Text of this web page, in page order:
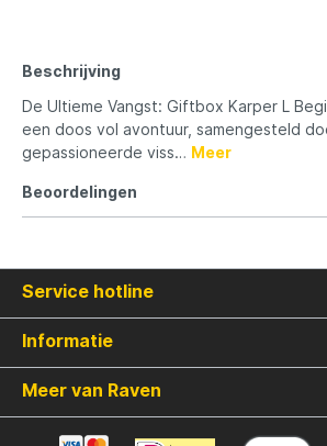
Beschrijving
De Ultieme Vangst: Giftbox Karper L
een doos vol avontuur, samengesteld
gepassioneerde viss… Meer
Beoordelingen
Service hotline
Informatie
Meer van Raven